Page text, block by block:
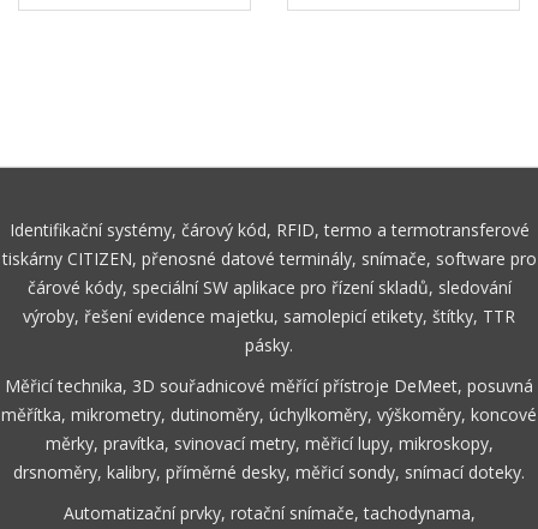
Identifikační systémy, čárový kód, RFID, termo a termotransferové
tiskárny CITIZEN, přenosné datové terminály, snímače, software pro
čárové kódy, speciální SW aplikace pro řízení skladů, sledování
výroby, řešení evidence majetku, samolepicí etikety, štítky, TTR
pásky.
Měřicí technika, 3D souřadnicové měřící přístroje DeMeet, posuvná
měřítka, mikrometry, dutinoměry, úchylkoměry, výškoměry, koncové
měrky, pravítka, svinovací metry, měřicí lupy, mikroskopy,
drsnoměry, kalibry, příměrné desky, měřicí sondy, snímací doteky.
Automatizační prvky, rotační snímače, tachodynama,